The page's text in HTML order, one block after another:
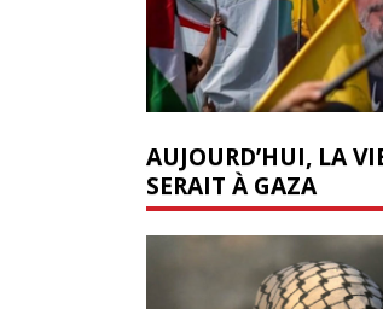
AUJOURD’HUI, LA
SERAIT À GAZA